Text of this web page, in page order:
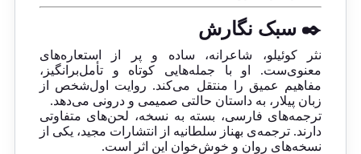
✒️ سبک نگارش
نثر کوئیلو، شاعرانه، ساده و پر از استعاره‌های
معنوی‌ست. او با جمله‌هایی کوتاه و تأمل‌برانگیز،
مفاهیم عمیق را منتقل می‌کند. روایت اول‌شخص از
زبان پیلار، به داستان حالتی صمیمی و درونی می‌دهد.
ترجمه‌های فارسی، بسته به نسخه، لحن‌های متفاوتی
دارند. ترجمه‌ی بهناز سلطانیه از انتشارات مجید، یکی از
نسخه‌های روان و خوش‌خوان این اثر است.